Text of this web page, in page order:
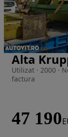
Imaginea 1 din 8
Alta
Utilizat · 2000 ·
factura
47 190